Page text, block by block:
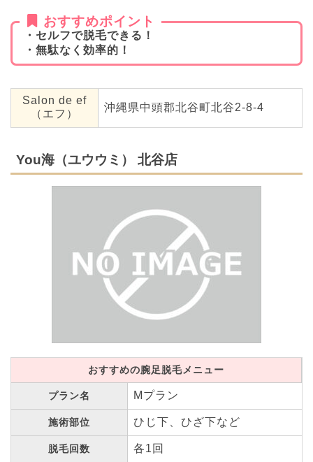
おすすめポイント
・セルフで脱毛できる！
・無駄なく効率的！
Salon de ef
（エフ）
沖縄県中頭郡北谷町北谷2-8-4
You海（ユウウミ） 北谷店
おすすめの腕足脱毛メニュー
プラン名 Mプラン
施術部位 ひじ下、ひざ下など
脱毛回数 各1回